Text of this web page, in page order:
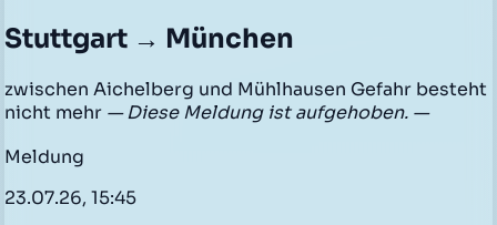
Stuttgart → München
zwischen Aichelberg und Mühlhausen Gefahr besteht
nicht mehr — Diese Meldung ist aufgehoben. —
Meldung
23.07.26, 15:45